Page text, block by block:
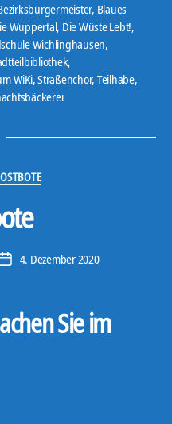
, Blaues
Wuppertal, Die Wüste Lebt!,
Wichlinghausen,
,
WiKi,Straßenchor, Teilhabe,
Kategorien
OSTBOTE
Veröffentlichungsdatum
4. Dezember 2020
Sie im